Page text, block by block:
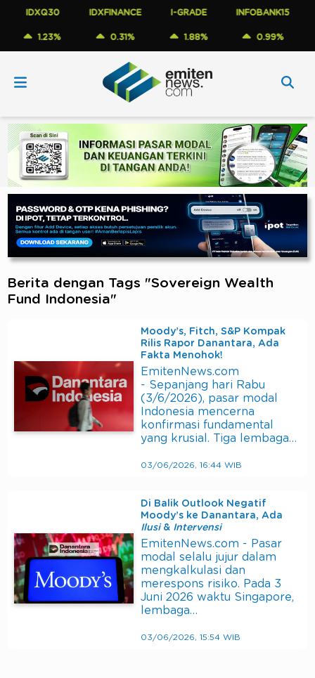
IDXQ30
1.23%
IDXFINANCE
0.31%
I-GRADE
1.88%
INFOBANK15
0.99%
Berita dengan Tags "Sovereign Wealth
Fund Indonesia"
Moody’s, Fitch, S&P Kompak
Rilis Rapor Danantara, Ada
Fakta Menohok!
EmitenNews.com
- Sepanjang hari Rabu
(3/6/2026), pasar modal
Indonesia mencerna
konfirmasi fundamental
yang krusial. Tiga lembaga…
03/06/2026, 16:44 WIB
Di Balik Outlook Negatif
Moody’s ke Danantara, Ada
Ilusi& Intervensi
EmitenNews.com - Pasar
modal selalu jujur dalam
mengkalkulasi dan
merespons risiko. Pada 3
Juni 2026 waktu Singapore,
lembaga…
03/06/2026, 15:54 WIB